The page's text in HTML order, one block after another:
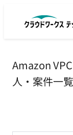
Amazon
人・案件一覧